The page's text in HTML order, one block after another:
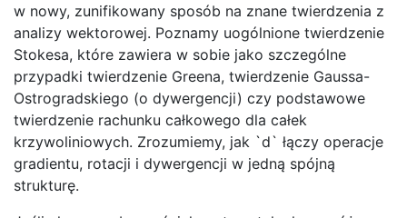
w nowy, zunifikowany sposób na znane twierdzenia z
analizy wektorowej. Poznamy uogólnione twierdzenie
Stokesa, które zawiera w sobie jako szczególne
przypadki twierdzenie Greena, twierdzenie Gaussa-
Ostrogradskiego (o dywergencji) czy podstawowe
twierdzenie rachunku całkowego dla całek
krzywoliniowych. Zrozumiemy, jak `d` łączy operacje
gradientu, rotacji i dywergencji w jedną spójną
strukturę.